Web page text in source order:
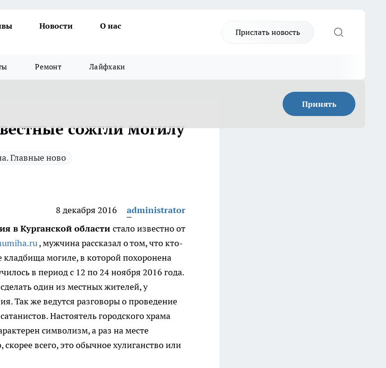
Новости
О нас
Прислать новость
Ремонт Лайфхаки
Принять
сожгли могилу
Главные ново
8 декабря 2016
administrator
в Курганской области стало известно от
, мужчина рассказал о том, что кто-
кладбища могиле, в которой похоронена
в период с 12 по 24 ноября 2016 года.
один из местных жителей, у
Так же ведутся разговоры о проведение
Настоятель городского храма
символизм, а раз на месте
всего, это обычное хулиганство или